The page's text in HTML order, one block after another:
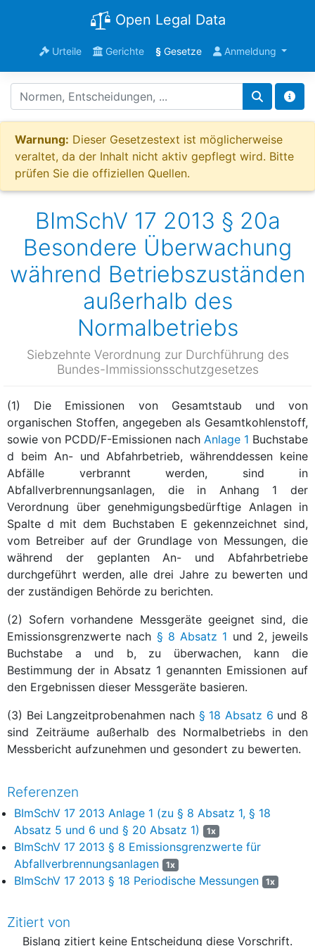
Open Legal Data
Urteile Gerichte §Gesetze Anmeldung
Warnung: Dieser Gesetzestext ist möglicherweise
veraltet, da der Inhalt nicht aktiv gepflegt wird. Bitte
prüfen Sie die offiziellen Quellen.
BImSchV 17 2013 § 20a
Besondere Überwachung
während Betriebszuständen
außerhalb des
Normalbetriebs
Siebzehnte Verordnung zur Durchführung des
Bundes-Immissionsschutzgesetzes
(1) Die Emissionen von Gesamtstaub und von
organischen Stoffen, angegeben als Gesamtkohlenstoff,
sowie von PCDD/F-Emissionen nach Anlage 1 Buchstabe
d beim An- und Abfahrbetrieb, währenddessen keine
Abfälle verbrannt werden, sind in
Abfallverbrennungsanlagen, die in Anhang 1 der
Verordnung über genehmigungsbedürftige Anlagen in
Spalte d mit dem Buchstaben E gekennzeichnet sind,
vom Betreiber auf der Grundlage von Messungen, die
während der geplanten An- und Abfahrbetriebe
durchgeführt werden, alle drei Jahre zu bewerten und
der zuständigen Behörde zu berichten.
(2) Sofern vorhandene Messgeräte geeignet sind, die
Emissionsgrenzwerte nach § 8 Absatz 1 und 2, jeweils
Buchstabe a und b, zu überwachen, kann die
Bestimmung der in Absatz 1 genannten Emissionen auf
den Ergebnissen dieser Messgeräte basieren.
(3) Bei Langzeitprobenahmen nach § 18 Absatz 6 und 8
sind Zeiträume außerhalb des Normalbetriebs in den
Messbericht aufzunehmen und gesondert zu bewerten.
Referenzen
BImSchV 17 2013 Anlage 1 (zu § 8 Absatz 1, § 18
Absatz 5 und 6 und § 20 Absatz 1)
1x
BImSchV 17 2013 § 8 Emissionsgrenzwerte für
Abfallverbrennungsanlagen
1x
BImSchV 17 2013 § 18 Periodische Messungen 1x
Zitiert von
Bislang zitiert keine Entscheidung diese Vorschrift.